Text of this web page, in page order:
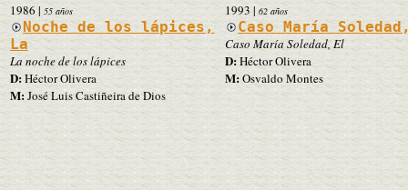
1986 | 55 años
Noche de los lápices,
La
La noche de los lápices
D:Héctor Olivera
M:José Luis Castiñeira de Dios
1993 | 62 años
Caso María
Caso María Soledad, El
D:Héctor Olivera
M:Osvaldo Montes